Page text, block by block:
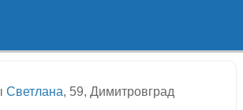
Светлана, 59, Димитровград